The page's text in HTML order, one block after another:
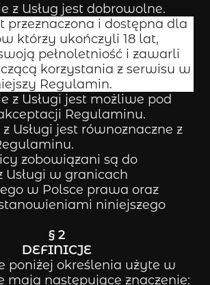
z Usług jest dobrowolne.
przeznaczona i dostępna dla
którzy ukończyli 18 lat,
pełnoletniość i zawarli
korzystania z serwisu w
Regulamin.
z Usługi jest możliwe pod
Regulaminu.
Usługi jest równoznaczne z
zobowiązani są do
Usługi w granicach
w Polsce prawa oraz
niniejszego
§ 2
DEFINICJE
poniżej określenia użyte w
mają następujące znaczenie: